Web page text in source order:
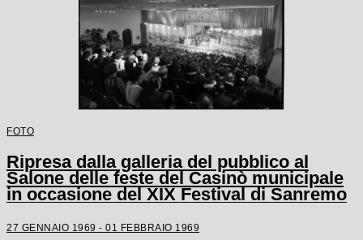
FOTO
Ripresa dalla galleria del pubblico al
Salone delle feste del Casinò municipale
in occasione del XIX Festival di Sanremo
27 GENNAIO 1969 - 01 FEBBRAIO 1969